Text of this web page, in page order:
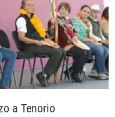
a Tenorio